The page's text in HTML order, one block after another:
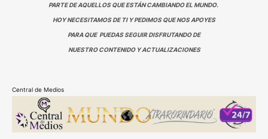
PARTE DE AQUELLOS QUE ESTÁN CAMBIANDO EL MUNDO.
HOY NECESITAMOS DE TI Y PEDIMOS QUE NOS APOYES
PARA QUE PUEDAS SEGUIR DISFRUTANDO DE
NUESTRO CONTENIDO Y ACTUALIZACIONES
Central de Medios